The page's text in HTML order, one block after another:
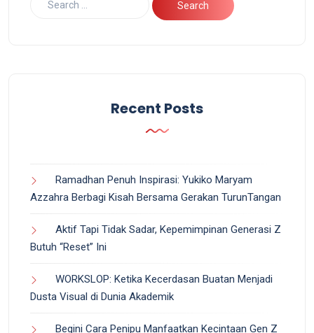
Recent Posts
Ramadhan Penuh Inspirasi: Yukiko Maryam
Azzahra Berbagi Kisah Bersama Gerakan TurunTangan
Aktif Tapi Tidak Sadar, Kepemimpinan Generasi Z
Butuh “Reset” Ini
WORKSLOP: Ketika Kecerdasan Buatan Menjadi
Dusta Visual di Dunia Akademik
Begini Cara Penipu Manfaatkan Kecintaan Gen Z